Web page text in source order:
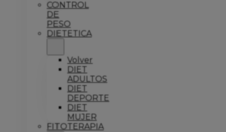
CONTROL
DE
PESO
DIETETICA
Volver
DIET
ADULTOS
DIET
DEPORTE
DIET
MUJER
FITOTERAPIA